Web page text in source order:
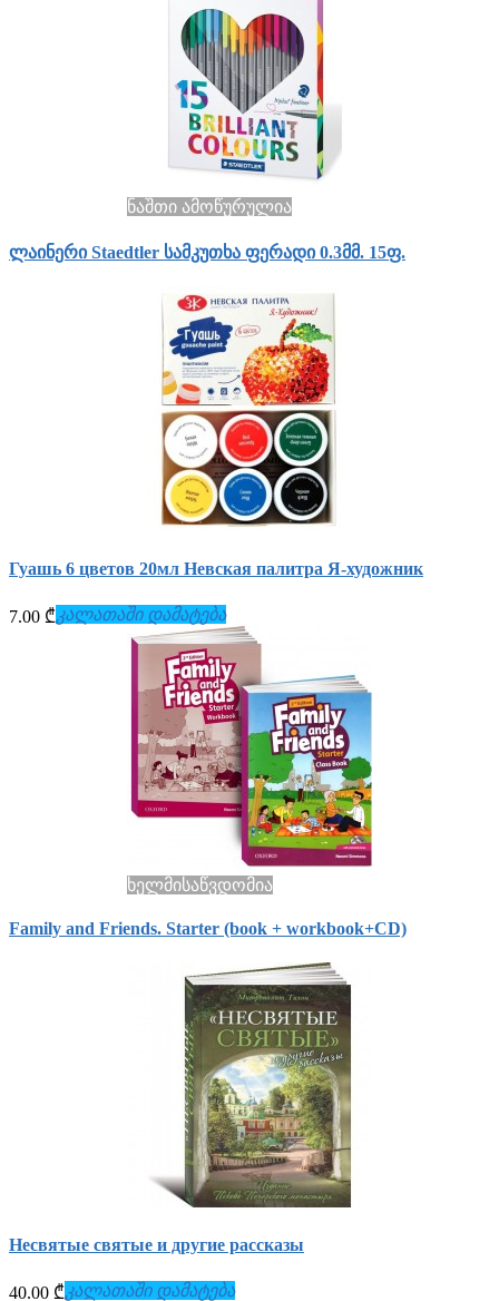
ნაშთი ამოწურულია
ლაინერი Staedtler სამკუთხა ფერადი 0.3მმ. 15ფ.
Гуашь 6 цветов 20мл Невская палитра Я-художник
7.00 ₾ კალათაში დამატება
ხელმისაწვდომია
Family and Friends. Starter (book + workbook+СD)
Несвятые святые и другие рассказы
40.00 ₾ კალათაში დამატება